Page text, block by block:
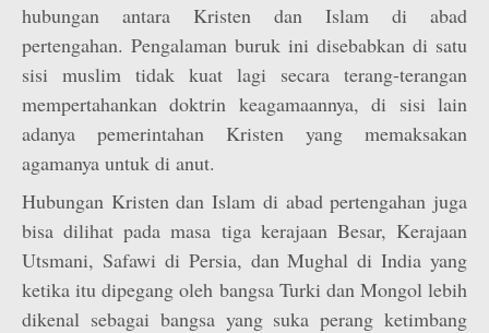
hubungan antara Kristen dan Islam di abad
pertengahan. Pengalaman buruk ini disebabkan di satu
sisi muslim tidak kuat lagi secara terang-terangan
mempertahankan doktrin keagamaannya, di sisi lain
adanya pemerintahan Kristen yang memaksakan
agamanya untuk di anut.
Hubungan Kristen dan Islam di abad pertengahan juga
bisa dilihat pada masa tiga kerajaan Besar, Kerajaan
Utsmani, Safawi di Persia, dan Mughal di India yang
ketika itu dipegang oleh bangsa Turki dan Mongol lebih
dikenal sebagai bangsa yang suka perang ketimbang